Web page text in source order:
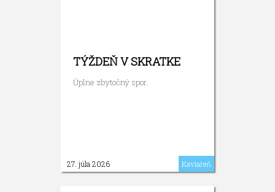
TÝŽDEŇ V SKRATKE
Úplne zbytočný spor.
27. júla 2026 Kaviareň